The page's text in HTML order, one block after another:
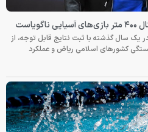
یک سال گذشته با ثبت نتایج قابل توجه، از
کشورهای اسلامی ریاض و عملکرد